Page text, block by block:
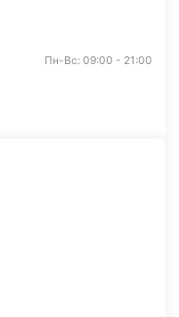
Пн-Вс: 09:00 - 21:00